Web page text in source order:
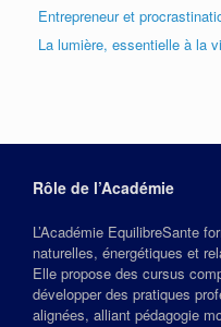
Entrepreneur et
La lumière, essentielle à la
Rôle de l’Académie
L’Académie EquilibreSante
naturelles, énergétiques et
Elle propose des cursus
développer des pratiques
alignées, alliant pédagogie